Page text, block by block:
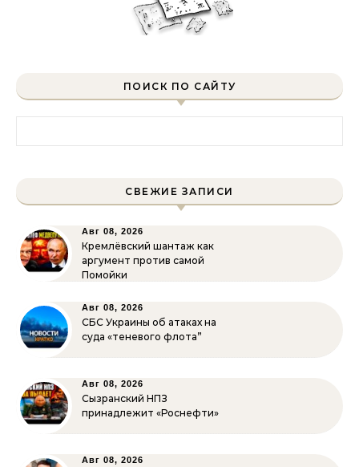
ПОИСК ПО САЙТУ
СВЕЖИЕ ЗАПИСИ
Авг 08, 2026
Кремлёвский шантаж как
аргумент против самой
Помойки
Авг 08, 2026
СБС Украины об атаках на
суда «теневого флота”
Авг 08, 2026
Сызранский НПЗ
принадлежит «Роснефти»
Авг 08, 2026